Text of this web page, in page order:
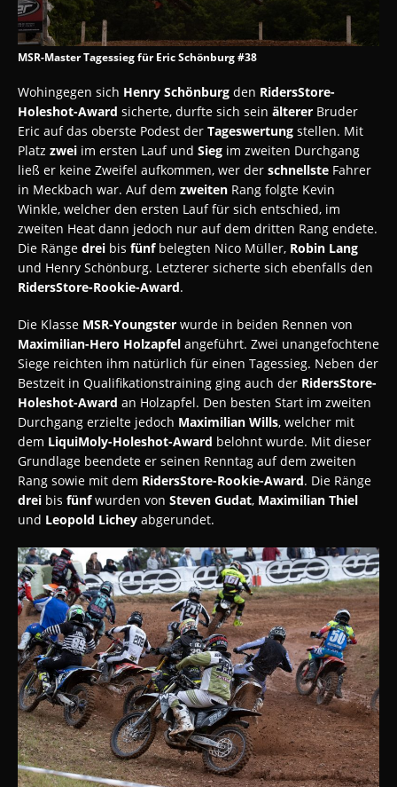
MSR-Master Tagessieg für Eric Schönburg #38
Wohingegen sich Henry Schönburg den RidersStore-
Holeshot-Award sicherte, durfte sich sein älterer Bruder
Eric auf das oberste Podest der Tageswertung stellen. Mit
Platz zwei im ersten Lauf und Sieg im zweiten Durchgang
ließ er keine Zweifel aufkommen, wer der schnellste Fahrer
in Meckbach war. Auf dem zweiten Rang folgte Kevin
Winkle, welcher den ersten Lauf für sich entschied, im
zweiten Heat dann jedoch nur auf dem dritten Rang endete.
Die Ränge drei bis fünfbelegten Nico Müller, Robin Lang
und Henry Schönburg. Letzterer sicherte sich ebenfalls den
RidersStore-Rookie-Award.
Die Klasse MSR-Youngster wurde in beiden Rennen von
Maximilian-Hero Holzapfel angeführt. Zwei unangefochtene
Siege reichten ihm natürlich für einen Tagessieg. Neben der
Bestzeit in Qualifikationstraining ging auch der RidersStore-
Holeshot-Award an Holzapfel. Den besten Start im zweiten
Durchgang erzielte jedoch Maximilian Wills, welcher mit
dem LiquiMoly-Holeshot-Award belohnt wurde. Mit dieser
Grundlage beendete er seinen Renntag auf dem zweiten
Rang sowie mit dem RidersStore-Rookie-Award. Die Ränge
drei bis fünfwurden von Steven Gudat, Maximilian Thiel
und Leopold Lichey abgerundet.